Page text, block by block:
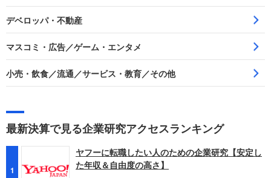
デベロッパ・不動産
マスコミ・広告／ゲーム・エンタメ
小売・飲食／流通／サービス・教育／その他
最新決算で見る企業研究アクセスランキング
1
ヤフーに転職したい人のための企業研究【安定し
た年収＆自由度の高さ】